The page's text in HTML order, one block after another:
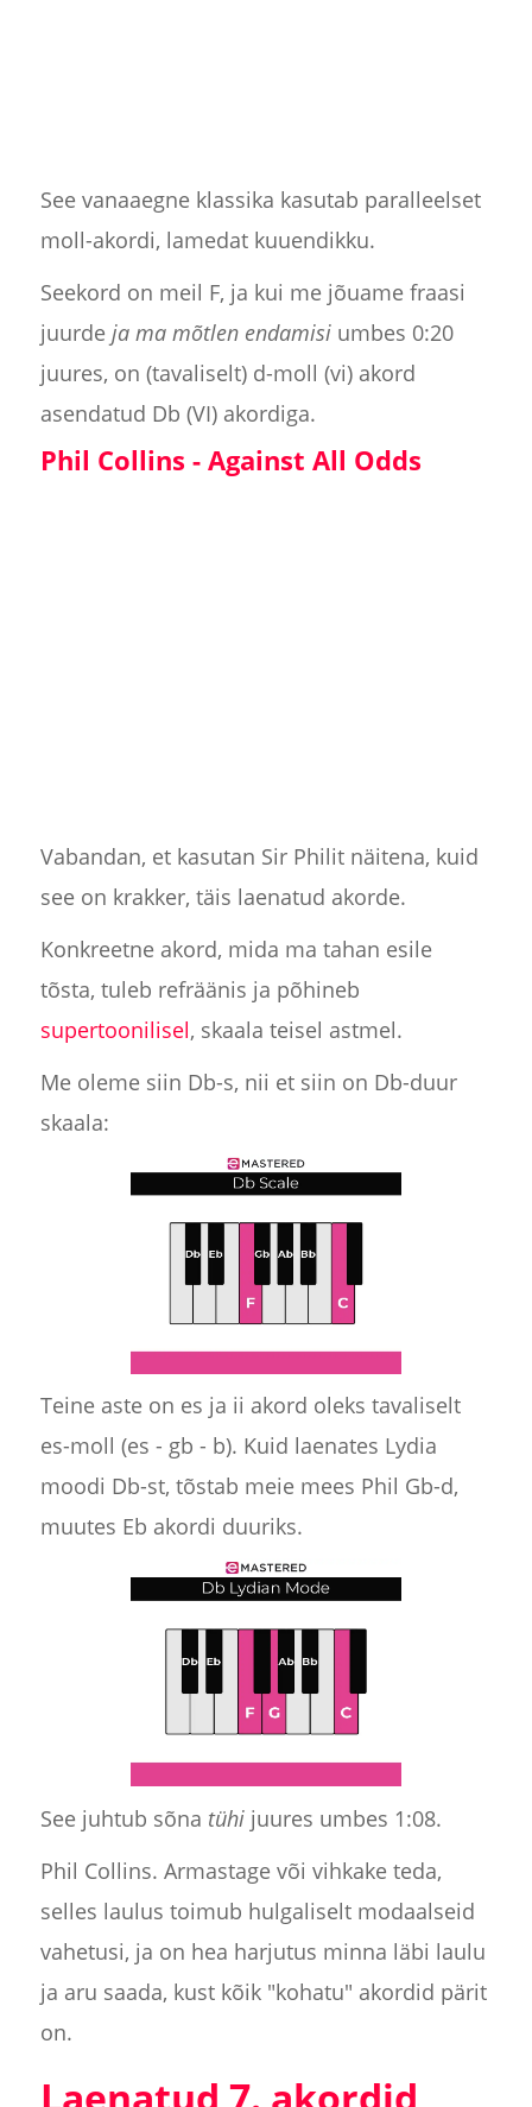
See vanaaegne klassika kasutab paralleelset
moll-akordi, lamedat kuuendikku.
Seekord on meil F, ja kui me jõuame fraasi
juurde ja ma mõtlen endamisiumbes 0:20
juures, on (tavaliselt) d-moll (vi) akord
asendatud Db (VI) akordiga.
Phil Collins - Against All Odds
Vabandan, et kasutan Sir Philit näitena, kuid
see on krakker, täis laenatud akorde.
Konkreetne akord, mida ma tahan esile
tõsta, tuleb refräänis ja põhineb
supertoonilisel, skaala teisel astmel.
Me oleme siin Db-s, nii et siin on Db-duur
skaala:
Teine aste on es ja ii akord oleks tavaliselt
es-moll (es - gb - b). Kuid laenates Lydia
moodi Db-st, tõstab meie mees Phil Gb-d,
muutes Eb akordi duuriks.
See juhtub sõna tühijuures umbes 1:08.
Phil Collins. Armastage või vihkake teda,
selles laulus toimub hulgaliselt modaalseid
vahetusi, ja on hea harjutus minna läbi laulu
ja aru saada, kust kõik "kohatu" akordid pärit
on.